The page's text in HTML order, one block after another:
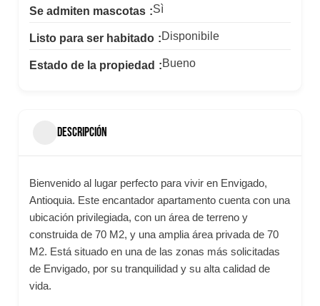
Se admiten mascotas Sì
Listo para ser habitado Disponibile
Estado de la propiedad Bueno
DESCRIPCIÓN
Bienvenido al lugar perfecto para vivir en Envigado,
Antioquia. Este encantador apartamento cuenta con una
ubicación privilegiada, con un área de terreno y
construida de 70 M2, y una amplia área privada de 70
M2. Está situado en una de las zonas más solicitadas
de Envigado, por su tranquilidad y su alta calidad de
vida.